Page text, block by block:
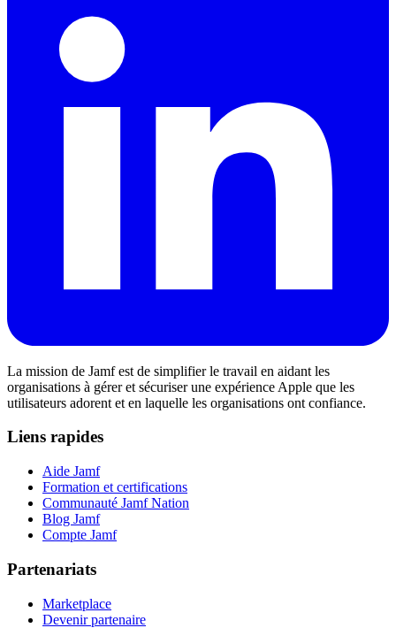
La mission de Jamf est de simplifier le travail en aidant les
organisations à gérer et sécuriser une expérience Apple que les
utilisateurs adorent et en laquelle les organisations ont confiance.
Liens rapides
Aide Jamf
Formation et certifications
Communauté Jamf Nation
Blog Jamf
Compte Jamf
Partenariats
Marketplace
Devenir partenaire